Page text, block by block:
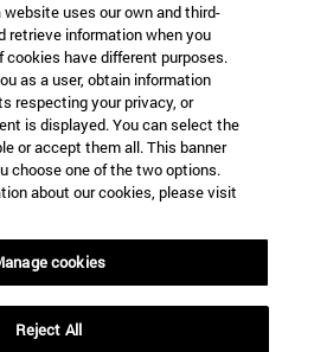
uses our own and third-
retrieve information when you
have different purposes.
as a user, obtain information
respecting your privacy, or
is displayed. You can select the
or accept them all. This banner
choose one of the two options.
about our cookies, please visit
cookies
Reject All